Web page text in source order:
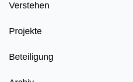
Verstehen
Projekte
Beteiligung